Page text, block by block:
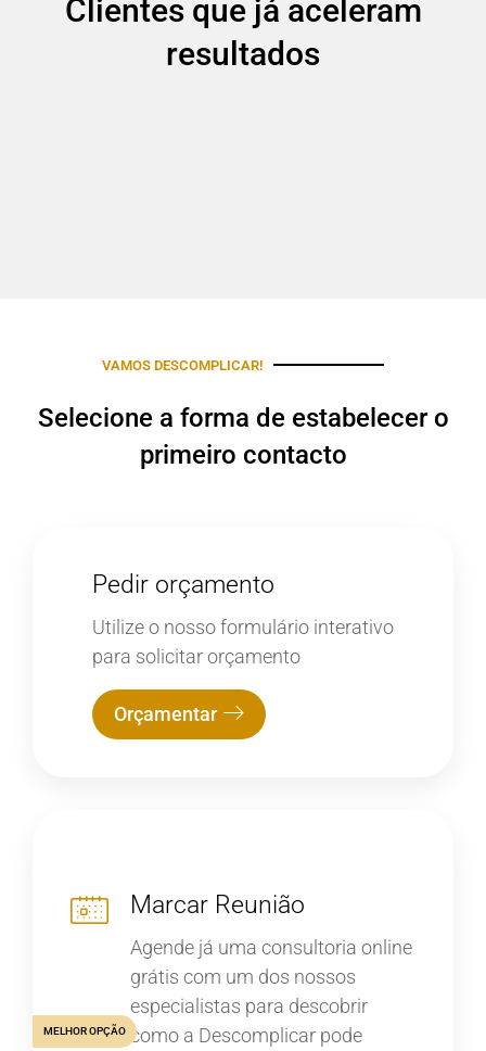
Clientes que já aceleram
resultados
VAMOS DESCOMPLICAR!
Selecione a forma de estabelecer o
primeiro contacto
Pedir orçamento
Utilize o nosso formulário interativo
para solicitar orçamento
Orçamentar
Marcar Reunião
Agende já uma consultoria online
grátis com um dos nossos
especialistas para descobrir
como a Descomplicar pode
MELHOR OPÇÃO